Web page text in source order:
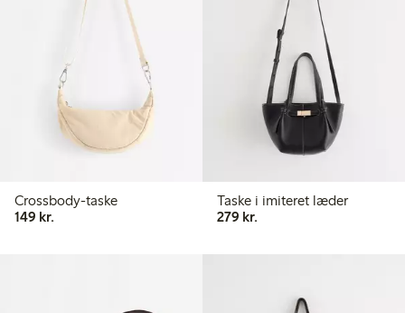
Crossbody-taske
149 kr.
Taske i imiteret læder
279 kr.279,00 kr.